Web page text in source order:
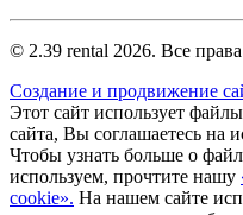
© 2.39 rental 2026. Все
Создание и продвижение
Этот сайт использует
сайта, Вы соглашаетесь на
Чтобы узнать больше о
используем, прочтите нашу
cookie». На нашем сайте